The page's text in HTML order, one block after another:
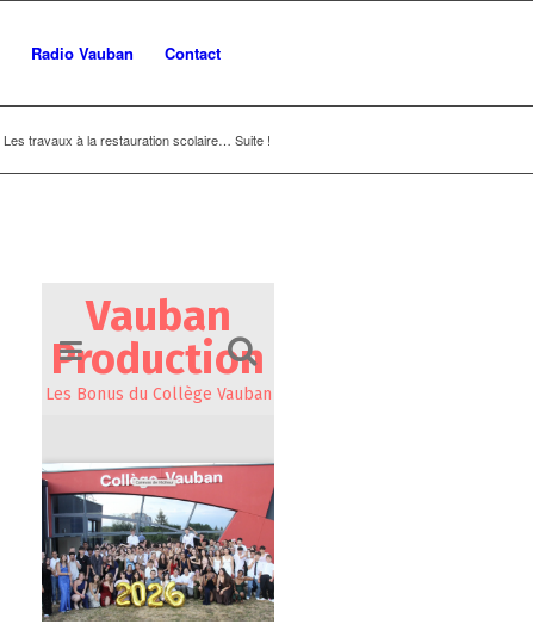
Radio Vauban Contact
Les travaux à la restauration scolaire… Suite !